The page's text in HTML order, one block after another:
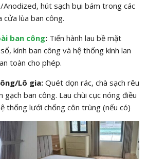
Anodized, hút sạch bụi bám trong các
lùa ban công.
ban công:Tiến hành lau bề mặt
kính ban công và hệ thống kính lan
toàn cho phép.
Lô gia:Quét dọn rác, chà sạch rêu
ban công. Lau chùi cục nóng điều
thống lưới chống côn trùng (nếu có)